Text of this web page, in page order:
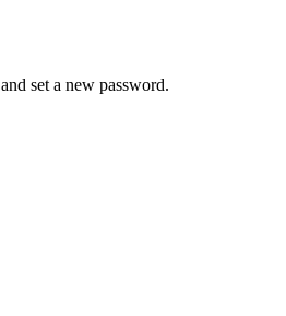
and set a new password.